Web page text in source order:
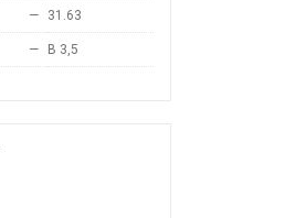
— 31.63
— B 3,5